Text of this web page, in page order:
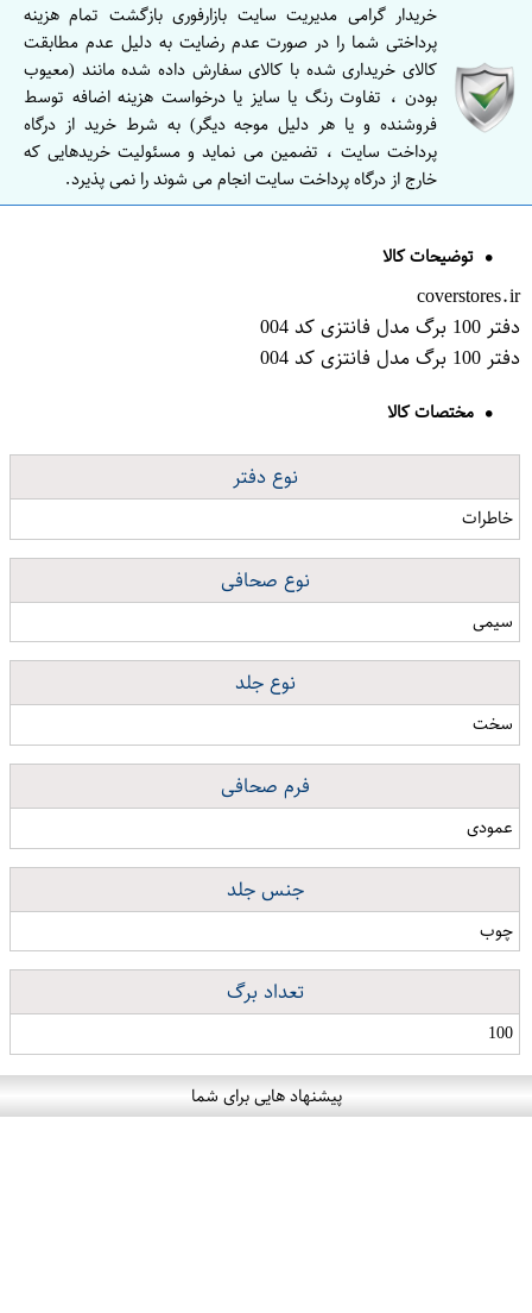
خریدار گرامی مدیریت سایت بازارفوری بازگشت تمام هزینه
پرداختی شما را در صورت عدم رضایت به دلیل عدم مطابقت
کالای خریداری شده با کالای سفارش داده شده مانند (معیوب
بودن ، تفاوت رنگ یا سایز یا درخواست هزینه اضافه توسط
فروشنده و یا هر دلیل موجه دیگر) به شرط خرید از درگاه
پرداخت سایت ، تضمین می نماید و مسئولیت خریدهایی که
خارج از درگاه پرداخت سایت انجام می شوند را نمی پذیرد.
توضیحات کالا
coverstores.ir
دفتر 100 برگ مدل فانتزی کد 004
دفتر 100 برگ مدل فانتزی کد 004
مختصات کالا
نوع دفتر
خاطرات
نوع صحافی
سیمی
نوع جلد
سخت
فرم صحافی
عمودی
جنس جلد
چوب
تعداد برگ
100
پیشنهاد هایی برای شما